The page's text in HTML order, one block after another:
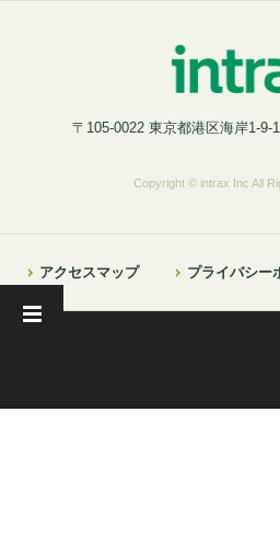
〒105-0022 東京都港区海岸1-9-
Copyright © intrax Inc All
アクセスマップ プライバシー